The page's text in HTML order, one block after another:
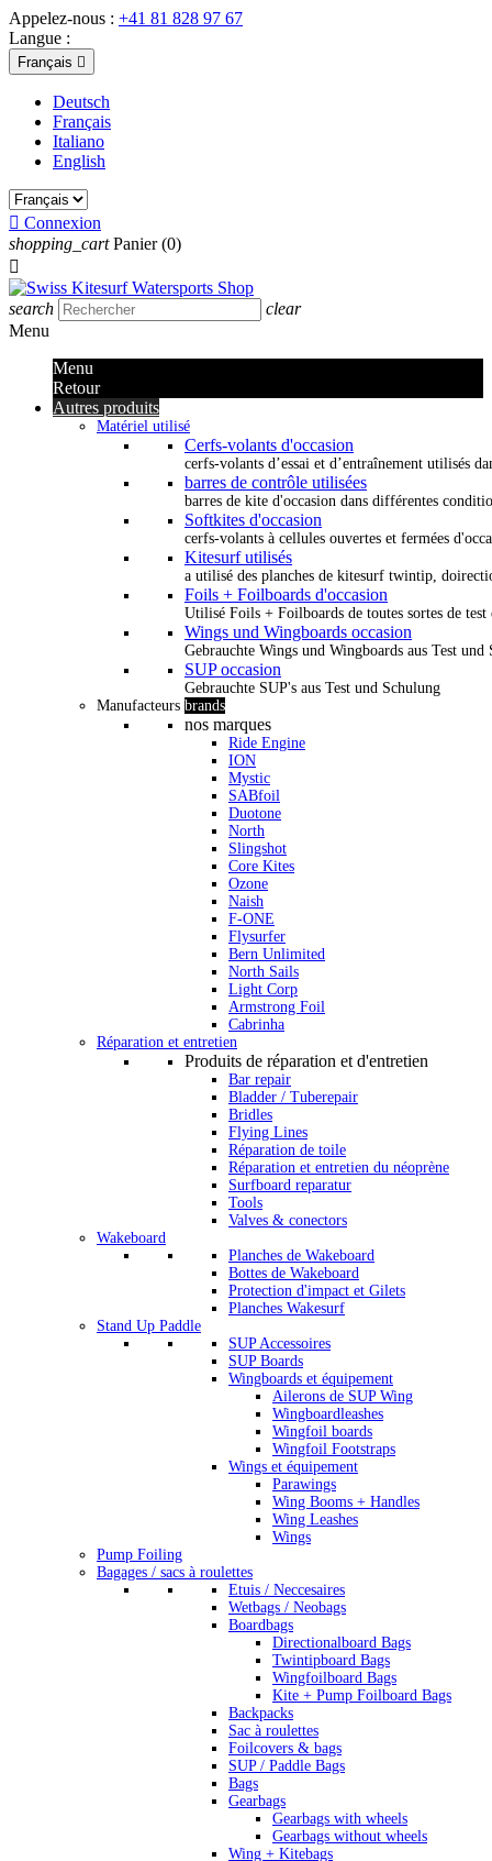
Appelez-nous : +41 81 828 97 67
Langue :
Français 
Deutsch
Français
Italiano
English
 Connexion
shopping_cart Panier (0)

search
clear
Menu
Menu
Retour
Autres produits
Matériel utilisé
Cerfs-volants d'occasion
cerfs-volants d’essai et d’entraînement utilisés
barres de contrôle utilisées
barres de kite d'occasion dans différentes
Softkites d'occasion
cerfs-volants à cellules ouvertes et fermées
Kitesurf utilisés
a utilisé des planches de kitesurf twintip,
Foils + Foilboards d'occasion
Utilisé Foils + Foilboards de toutes sortes de test
Wings und Wingboards occasion
Gebrauchte Wings und Wingboards aus Test und
SUP occasion
Gebrauchte SUP's aus Test und Schulung
Manufacteurs brands
nos marques
Ride Engine
ION
Mystic
SABfoil
Duotone
North
Slingshot
Core Kites
Ozone
Naish
F-ONE
Flysurfer
Bern Unlimited
North Sails
Light Corp
Armstrong Foil
Cabrinha
Réparation et entretien
Produits de réparation et d'entretien
Bar repair
Bladder / Tuberepair
Bridles
Flying Lines
Réparation de toile
Réparation et entretien du néoprène
Surfboard reparatur
Tools
Valves & conectors
Wakeboard
Planches de Wakeboard
Bottes de Wakeboard
Protection d'impact et Gilets
Planches Wakesurf
Stand Up Paddle
SUP Accessoires
SUP Boards
Wingboards et équipement
Ailerons de SUP Wing
Wingboardleashes
Wingfoil boards
Wingfoil Footstraps
Wings et équipement
Parawings
Wing Booms + Handles
Wing Leashes
Wings
Pump Foiling
Bagages / sacs à roulettes
Etuis / Neccesaires
Wetbags / Neobags
Boardbags
Directionalboard Bags
Twintipboard Bags
Wingfoilboard Bags
Kite + Pump Foilboard Bags
Backpacks
Sac à roulettes
Foilcovers & bags
SUP / Paddle Bags
Bags
Gearbags
Gearbags with wheels
Gearbags without wheels
Wing + Kitebags